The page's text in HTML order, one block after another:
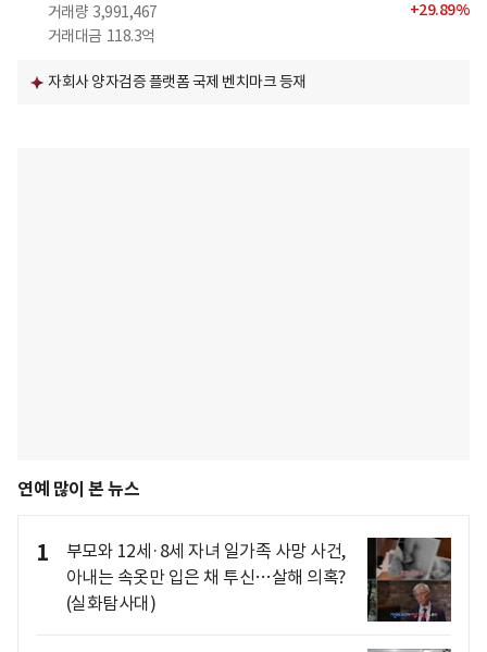
거래량 3,991,467
거래대금 118.3억
+29.89%
자회사 양자검증 플랫폼 국제 벤치마크 등재
연예 많이 본 뉴스
1
부모와 12세·8세 자녀 일가족 사망 사건,
아내는 속옷만 입은 채 투신…살해 의혹?
(실화탐사대)